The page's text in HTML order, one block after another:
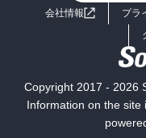
ミステリー
会社情報 プラ
Copyright 2017 - 2026
Information on the site